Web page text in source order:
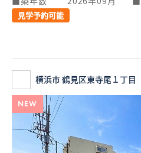
見学予約可能
横浜市 鶴見区東寺尾１丁目
NEW